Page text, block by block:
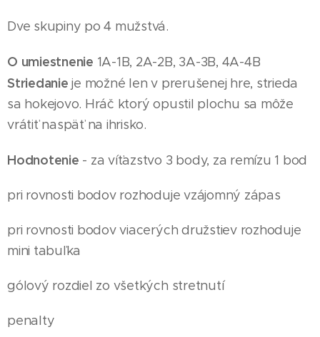
Dve skupiny po 4 mužstvá.
O umiestnenie 1A-1B, 2A-2B, 3A-3B, 4A-4B
Striedanieje možné len v prerušenej hre, strieda
sa hokejovo. Hráč ktorý opustil plochu sa môže
vrátiť naspäť na ihrisko.
Hodnotenie - za víťazstvo 3 body, za remízu 1 bod
pri rovnosti bodov rozhoduje vzájomný zápas
pri rovnosti bodov viacerých družstiev rozhoduje
mini tabuľka
gólový rozdiel zo všetkých stretnutí
penalty